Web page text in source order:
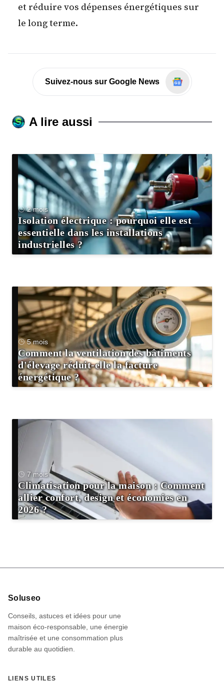
et réduire vos dépenses énergétiques sur
le long terme.
Suivez-nous sur Google News
A lire aussi
2 mois
Isolation électrique : pourquoi elle est
essentielle dans les installations
industrielles ?
5 mois
Comment la ventilation des bâtiments
d'élevage réduit-elle la facture
énergétique ?
7 mois
Climatisation pour la maison : Comment
allier confort, design et économies en
2026 ?
Informations
site
Soluseo
Conseils, astuces et idées pour une
maison éco-responsable, une énergie
maîtrisée et une consommation plus
durable au quotidien.
LIENS UTILES